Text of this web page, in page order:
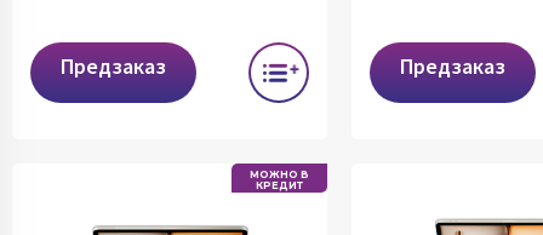
Предзаказ Предзаказ
МОЖНО В
КРЕДИТ